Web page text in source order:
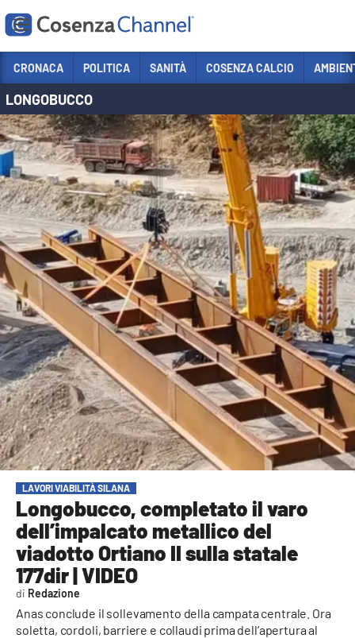
Sezioni
CRONACA
POLITICA
COSENZA CALCIO
ECONOMIA E LAVORO
ITALIA MONDO
SANITÀ
SPORT
CULTURA
AMBIENTE
Streaming
LAC TV
LAC NETWORK
LAC ONAIR
LaC
Network
LACPLAY.IT
LACTV.IT
LACONAIR.IT
CRONACA POLITICA SANITÀ COSENZA CALCIO
LONGOBUCCO
LAVORI VIABILITÀ SILANA
Longobucco, completato il varo
dell’impalcato metallico del
viadotto Ortiano II sulla statale
177dir | VIDEO
Anas conclude il sollevamento della campata centrale. Ora
soletta, cordoli, barriere e collaudi prima dell’apertura al
Redazione